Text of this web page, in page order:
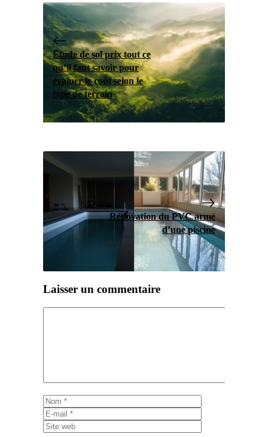
Étude de sol prix tout ce
qu’il faut savoir pour
évaluer le coût selon le
type de terrain
Rénovation du PVC armé
d’une piscine
Laisser un commentaire
Nom
mail
web